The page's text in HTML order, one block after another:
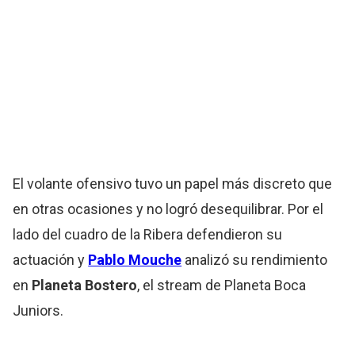
El volante ofensivo tuvo un papel más discreto que
en otras ocasiones y no logró desequilibrar. Por el
lado del cuadro de la Ribera defendieron su
actuación y Pablo Mouche analizó su rendimiento
en Planeta Bostero, el stream de Planeta Boca
Juniors.